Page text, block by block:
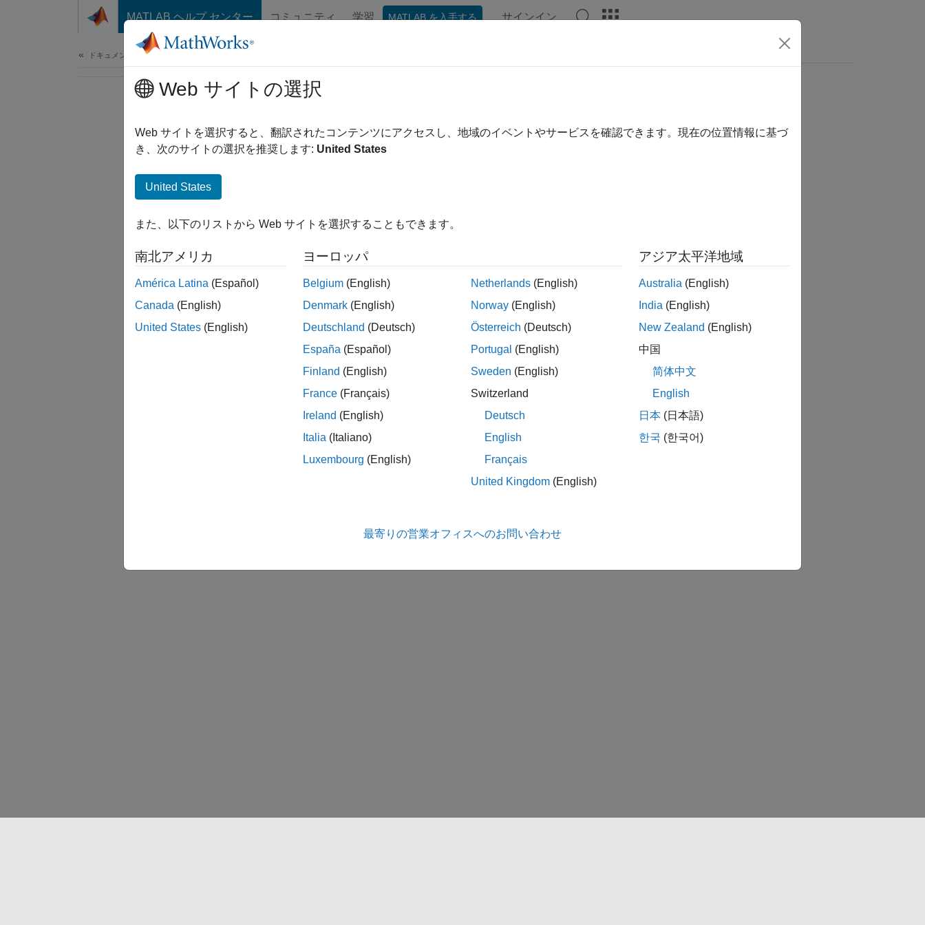
コンテンツへスキップ
MATLAB ヘルプ センター コミュニティ 学習 MATLAB を入手する サインイン
ドキュメンテーションのホーム
Web サイトの選択
Web サイトを選択すると、翻訳されたコンテンツにアクセスし、地域のイベントやサービスを確認できます。現在の位置情報に基づ
き、次のサイトの選択を推奨します: United States
United States
また、以下のリストから Web サイトを選択することもできます。
南北アメリカ
América Latina (Español)
Canada (English)
United States (English)
ヨーロッパ
Belgium (English)
Denmark (English)
Deutschland (Deutsch)
España (Español)
Finland (English)
France (Français)
Ireland (English)
Italia (Italiano)
Luxembourg (English)
Netherlands (English)
Norway (English)
Österreich (Deutsch)
Portugal (English)
Sweden (English)
Switzerland
Deutsch
English
Français
United Kingdom (English)
アジア太平洋地域
Australia (English)
India (English)
New Zealand (English)
中国
简体中文
English
日本 (日本語)
한국 (한국어)
最寄りの営業オフィスへのお問い合わせ